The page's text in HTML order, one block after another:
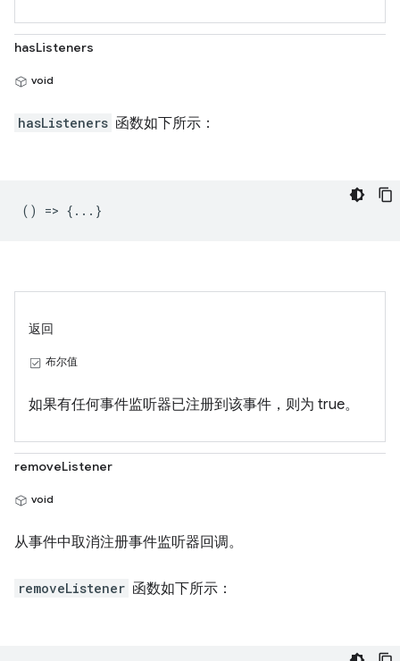
hasListeners
void
hasListeners 函数如下所示：
() => {...}
返回
布尔值
如果有任何事件监听器已注册到该事件，则为 true。
removeListener
void
从事件中取消注册事件监听器回调。
removeListener 函数如下所示：